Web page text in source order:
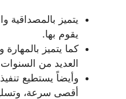
يتميز بالمصداقية
يقوم بها.
كما يتميز بالمهارة
العديد من
وأيضاً يستطيع
أقصى سرعة،